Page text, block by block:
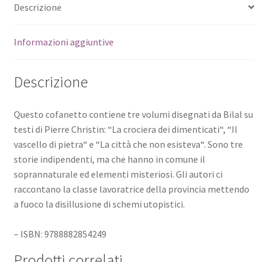
Descrizione
Informazioni aggiuntive
Descrizione
Questo cofanetto contiene tre volumi disegnati da Bilal su
testi di Pierre Christin: “La crociera dei dimenticati“, “Il
vascello di pietra“ e “La città che non esisteva“. Sono tre
storie indipendenti, ma che hanno in comune il
soprannaturale ed elementi misteriosi. Gli autori ci
raccontano la classe lavoratrice della provincia mettendo
a fuoco la disillusione di schemi utopistici.
– ISBN: 9788882854249